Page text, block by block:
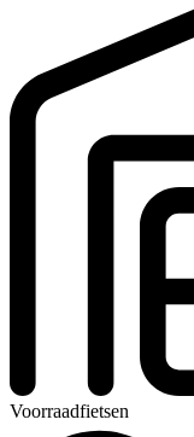
Voorraadfietsen